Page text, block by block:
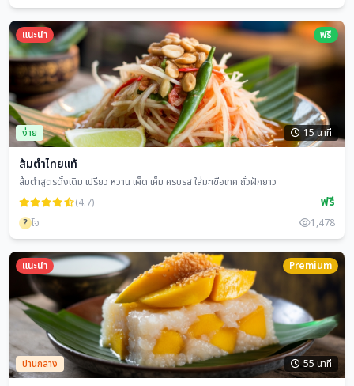
แนะนำ ฟรี
15 นาที
ง่าย
ส้มตำไทยแท้
ส้มตำสูตรดั้งเดิม เปรี้ยว หวาน เผ็ด เค็ม ครบรส ใส่มะเขือเทศ ถั่วฝักยาว
(4.7)
ฟรี
? โจ 1,478
แนะนำ Premium
55 นาที
ปานกลาง